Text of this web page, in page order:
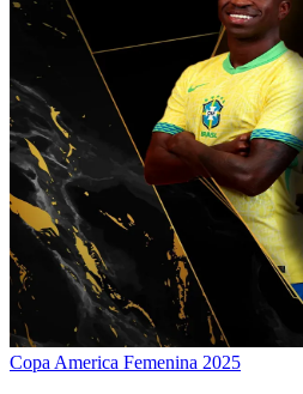
Copa America Femenina 2025